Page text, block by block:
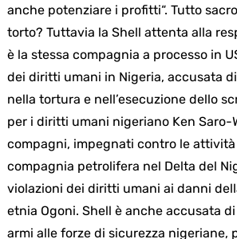
anche potenziare i profitti“. Tutto
torto? Tuttavia la Shell attenta alla
è la stessa compagnia a processo in
dei diritti umani in Nigeria, accusata
nella tortura e nell’esecuzione dello
per i diritti umani nigeriano Ken Saro-
compagni, impegnati contro le
compagnia petrolifera nel Delta del
violazioni dei diritti umani ai danni
etnia Ogoni. Shell è anche accusata
armi alle forze di sicurezza nigeriane,